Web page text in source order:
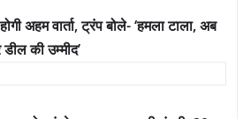
अहम वार्ता, ट्रंप बोले- ‘हमला टाला, अब
की उम्मीद’